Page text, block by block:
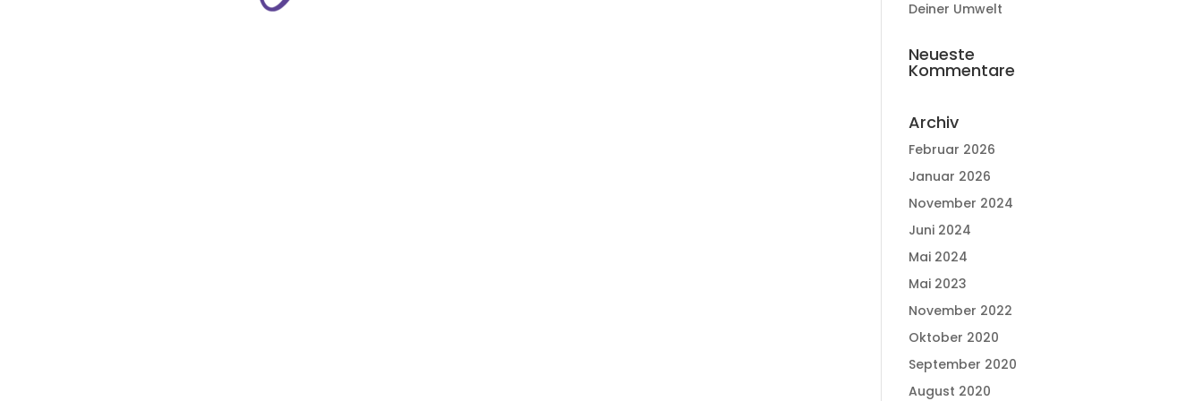
Deiner Umwelt
Neueste
Kommentare
Archiv
Februar 2026
Januar 2026
November 2024
Juni 2024
Mai 2024
Mai 2023
November 2022
Oktober 2020
September 2020
August 2020